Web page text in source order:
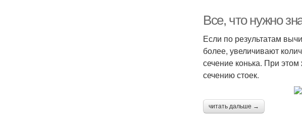
Все, что нужно
Если по результатам
более, увеличивают
сечение конька. При
сечению стоек.
читать дальше →